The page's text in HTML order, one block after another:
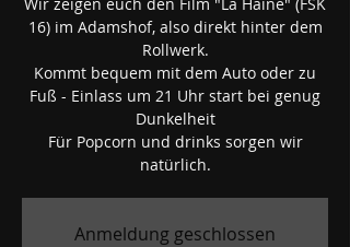
16) im Adamshof, also direkt hinter dem
Rollwerk.
Kommt bequem mit dem Auto oder zu
Fuß - Einlass um 21 Uhr start bei genug
Dunkelheit
Für Popcorn und drinks sorgen wir
natürlich.
Anmeldung geschlossen